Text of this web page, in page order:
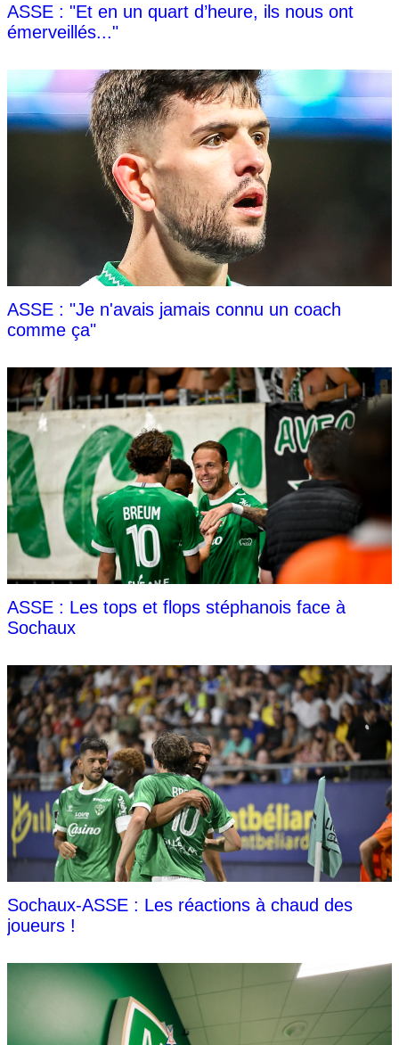
ASSE : "Et en un quart d’heure, ils nous ont
émerveillés..."
ASSE : "Je n'avais jamais connu un coach
comme ça"
ASSE : Les tops et flops stéphanois face à
Sochaux
Sochaux-ASSE : Les réactions à chaud des
joueurs !